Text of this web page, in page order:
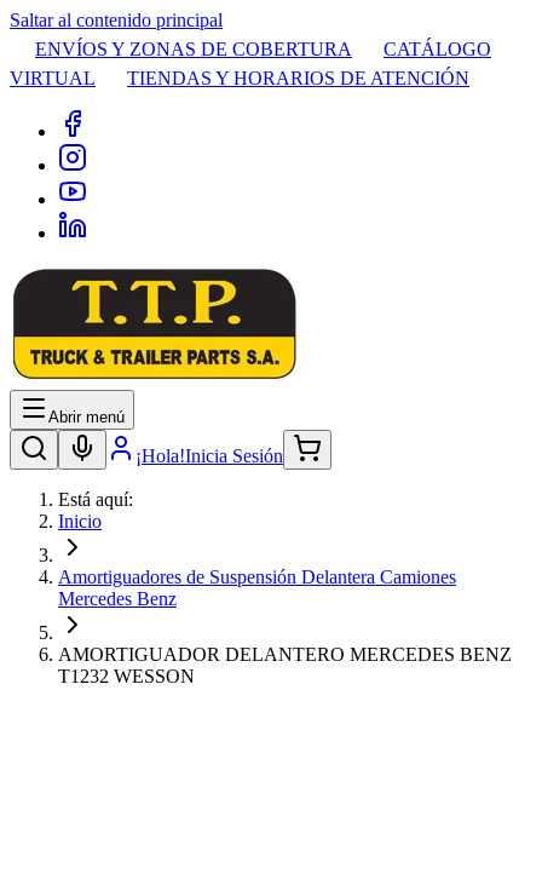
Saltar al contenido principal
ENVÍOS Y ZONAS DE COBERTURA
CATÁLOGO
VIRTUAL
TIENDAS Y HORARIOS DE ATENCIÓN
Abrir menú
¡Hola!Inicia Sesión
Está aquí:
Inicio
Amortiguadores de Suspensión Delantera Camiones
Mercedes Benz
AMORTIGUADOR DELANTERO MERCEDES BENZ
T1232 WESSON